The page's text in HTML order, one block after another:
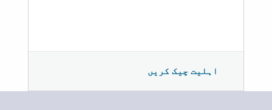
اہلیت چیک کریں